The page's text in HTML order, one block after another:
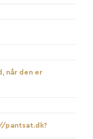
når den er
pantsat.dk?